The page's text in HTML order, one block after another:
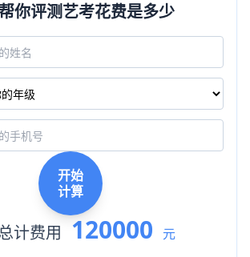
你评测艺考花费是多少
开始
计算
计费用 120000 元